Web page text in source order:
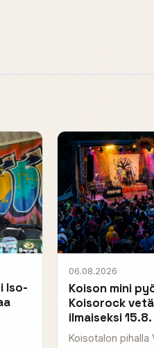
Iso-
06.08.2026
Koison mini
Koisorock
ilmaiseksi 15.8.
Koisotalon pihalla